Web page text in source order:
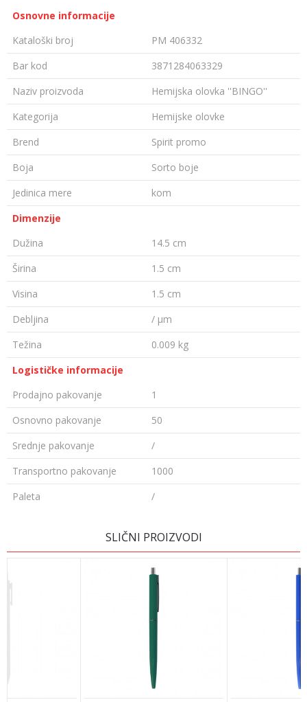
Osnovne informacije
Kataloški broj
PM 406332
Bar kod
3871284063329
Naziv proizvoda
Hemijska olovka ''BINGO''
Kategorija
Hemijske olovke
Brend
Spirit promo
Boja
Sorto boje
Jedinica mere
kom
Dimenzije
Dužina
14.5 cm
Širina
1.5 cm
Visina
1.5 cm
Debljina
/ µm
Težina
0.009 kg
Logističke informacije
Prodajno pakovanje
1
Osnovno pakovanje
50
Srednje pakovanje
/
Transportno pakovanje
1000
Paleta
/
SLIČNI PROIZVODI